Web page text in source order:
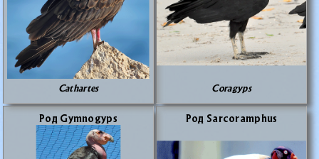
Cathartes Coragyps
Род Gymnogyps Род Sarcoramphus